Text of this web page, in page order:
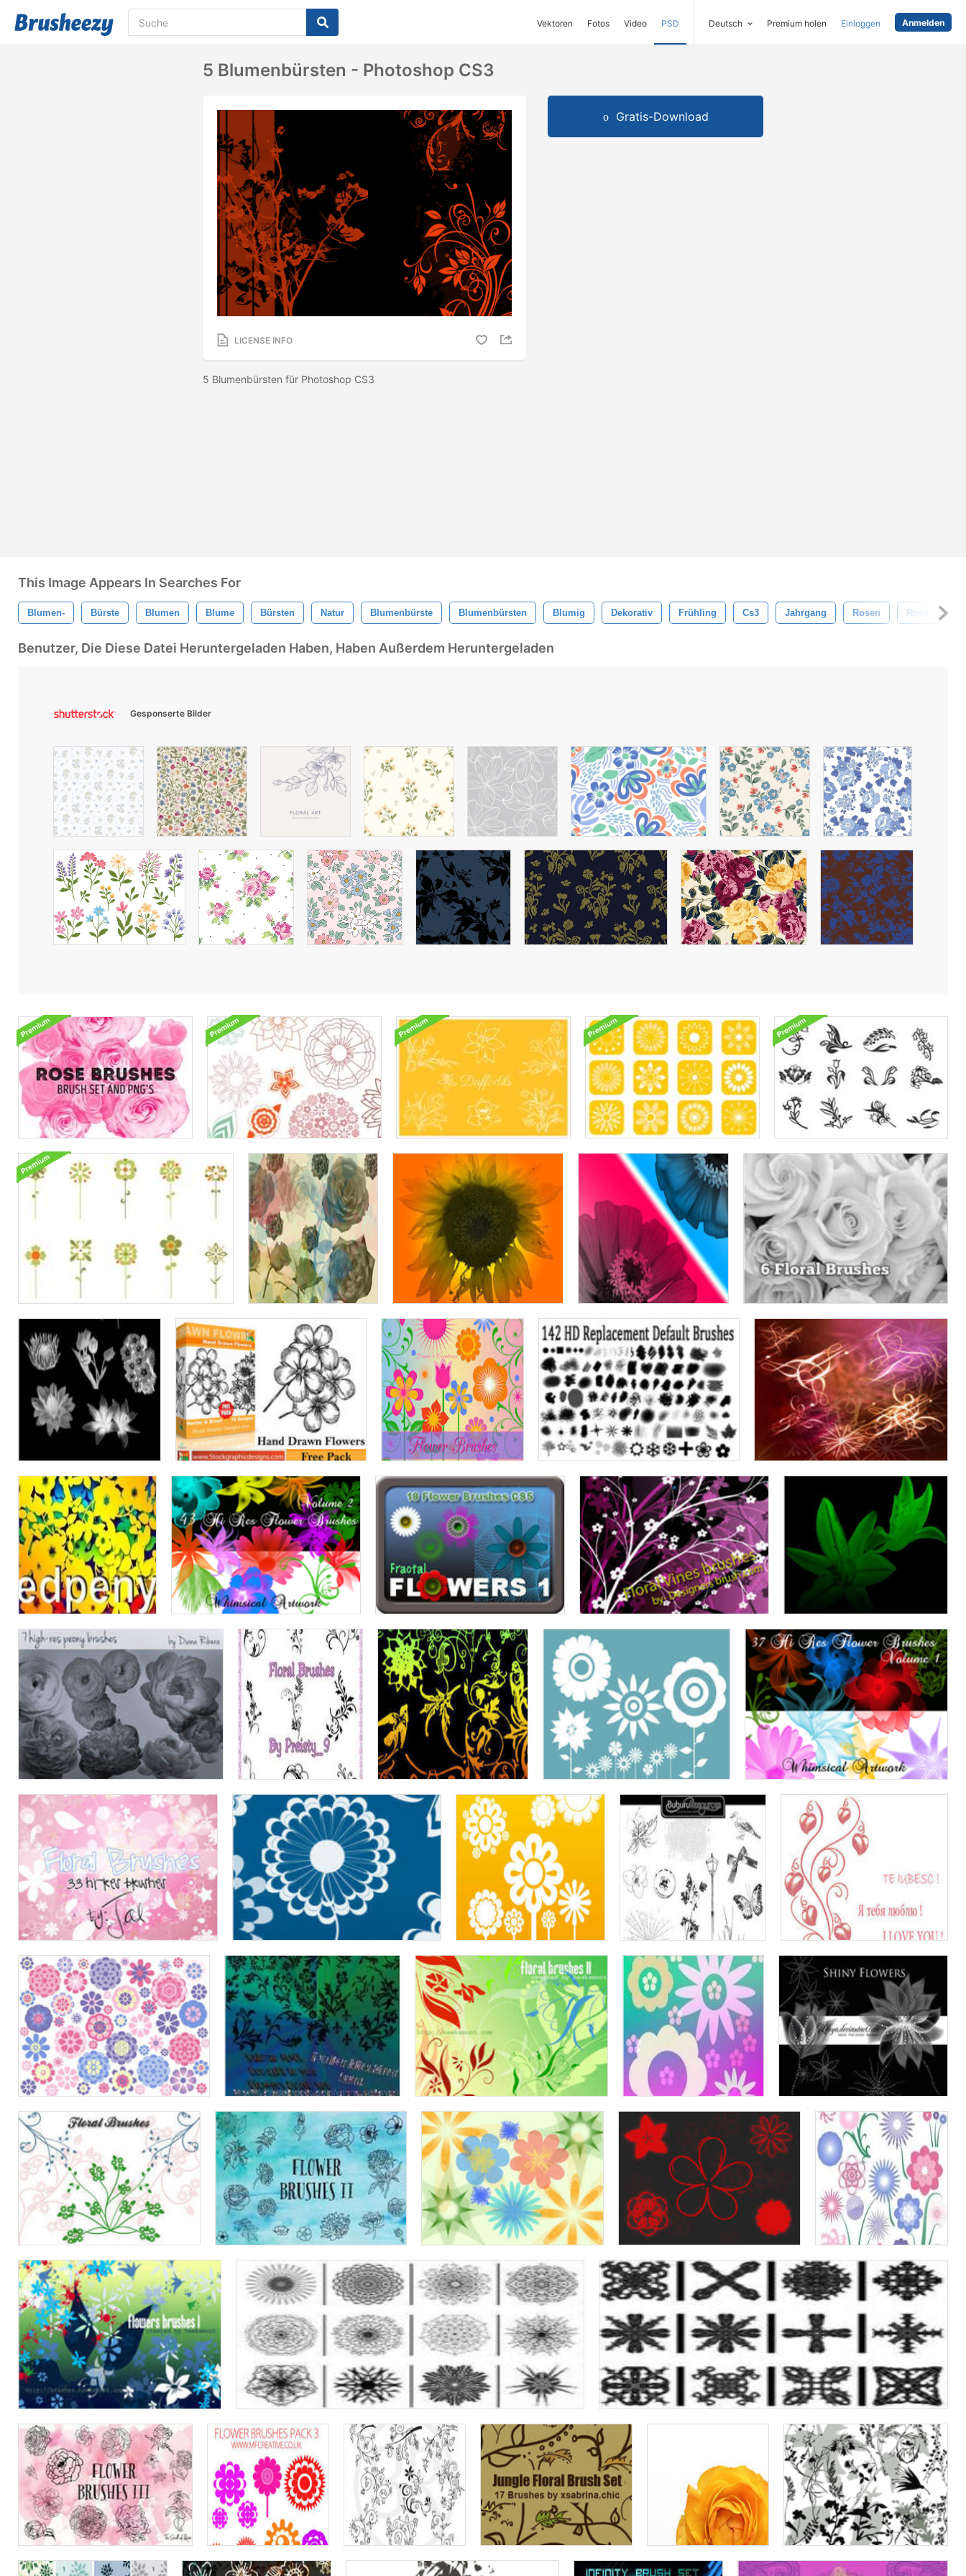
Vektoren Fotos Video PSD Deutsch Premium holen Einloggen Anmelden
5 Blumenbürsten - Photoshop CS3
LICENSE INFO
5 Blumenbürsten für Photoshop CS3
Gratis-Download
This Image Appears In Searches For
Blumen- Bürste Blumen Blume Bürsten Natur Blumenbürste Blumenbürsten Blumig Dekorativ Frühling Cs3 Jahrgang Rosen Rose
Benutzer, Die Diese Datei Heruntergeladen Haben, Haben Außerdem Heruntergeladen
Gesponserte Bilder